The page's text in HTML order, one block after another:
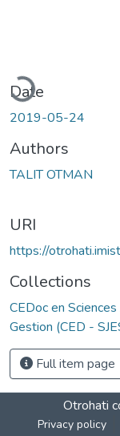
Date
2019-05-24
Authors
TALIT OTMAN
URI
https://
Collections
CEDoc en
Gestion (CED -
Full item page
Otrohati
Privacy policy